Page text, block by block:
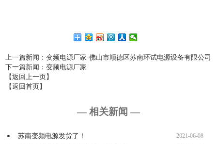
上一篇新闻 ：变频电源厂家-佛山市顺德区苏南环试电源设备有限公司
下一篇新闻 ：变频电源厂家
【返回上一页】
【返回首页】
— 相关新闻 —
苏南变频电源发货了！ 2021-06-08